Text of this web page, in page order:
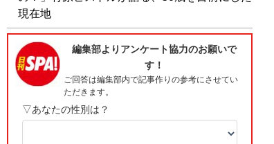
現在地